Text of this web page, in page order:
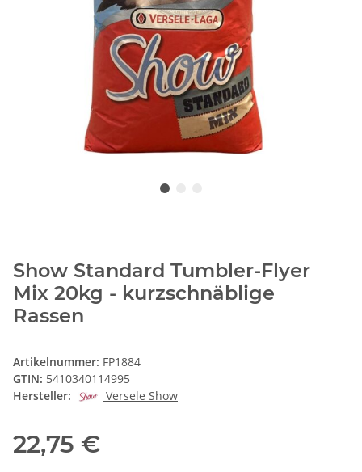
Show Standard Tumbler-Flyer
Mix 20kg - kurzschnäblige
Rassen
Artikelnummer: FP1884
GTIN: 5410340114995
Hersteller:
Versele Show
22,75 €